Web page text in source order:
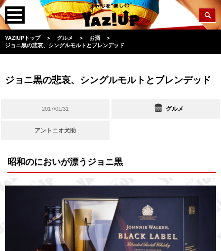
YAZIUPトップ ＞ グルメ ＞ お酒
＞
ジョニ黒の悲哀、シングルモルトとブレンデッド
ジョニ黒の悲哀、シングルモルトとブレンデッド
2017/01/31 グルメ
アントニオ犬助
昭和のにおいが漂うジョニ黒